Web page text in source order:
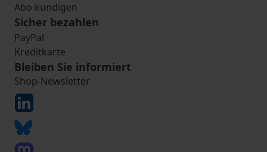
Abo kündigen
Sicher bezahlen
PayPal
Kreditkarte
Bleiben Sie informiert
Shop-Newsletter